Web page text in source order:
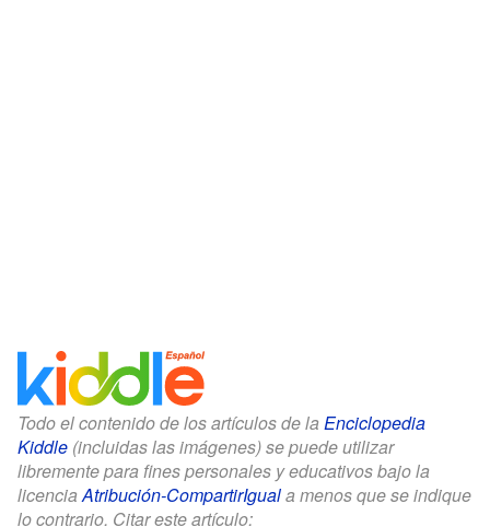
Todo el contenido de los artículos de la Enciclopedia
Kiddle (incluidas las imágenes) se puede utilizar
libremente para fines personales y educativos bajo la
licencia Atribución-CompartirIguala menos que se indique
lo contrario. Citar este artículo: